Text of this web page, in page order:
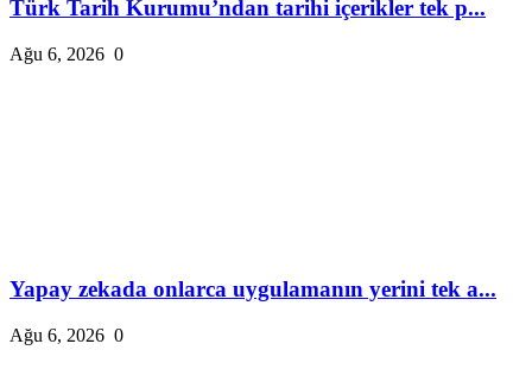
Türk Tarih Kurumu’ndan tarihi içerikler tek p...
Ağu 6, 2026 0
Yapay zekada onlarca uygulamanın yerini tek a...
Ağu 6, 2026 0